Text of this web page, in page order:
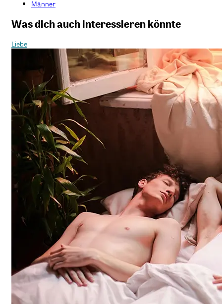
Männer
Was dich auch interessieren könnte
Liebe